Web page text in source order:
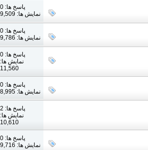
پاسخ ها: 0
نمایش ها: 9,509
پاسخ ها: 0
نمایش ها: 9,786
پاسخ ها: 0
نمایش ها:
11,560
پاسخ ها: 0
نمایش ها: 8,995
پاسخ ها: 2
نمایش ها:
10,610
پاسخ ها: 0
نمایش ها: 9,716